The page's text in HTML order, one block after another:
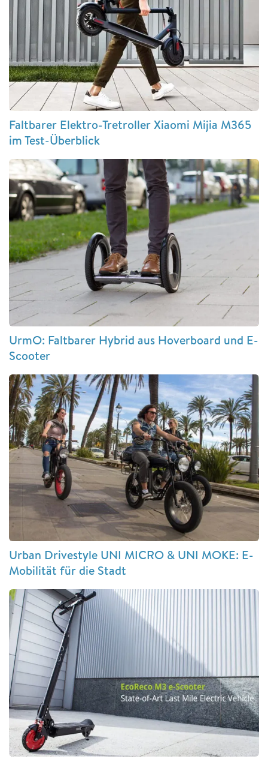
Faltbarer Elektro-Tretroller Xiaomi Mijia M365
im Test-Überblick
UrmO: Faltbarer Hybrid aus Hoverboard und E-
Scooter
Urban Drivestyle UNI MICRO & UNI MOKE: E-
Mobilität für die Stadt